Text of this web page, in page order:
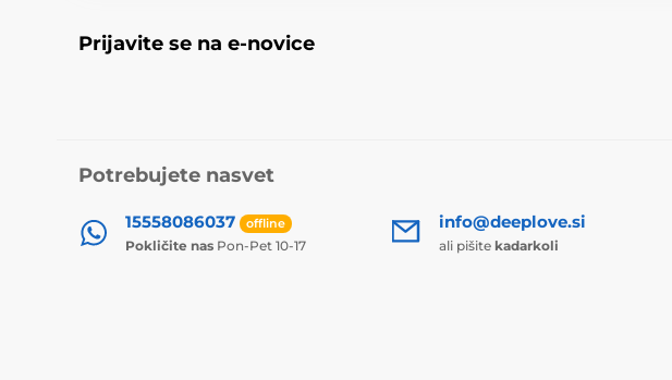
Prijavite se na e-novice
Potrebujete nasvet
15558086037 offline
Pokličite nas Pon-Pet 10-17
info@deeplove.si
ali pišite kadarkoli